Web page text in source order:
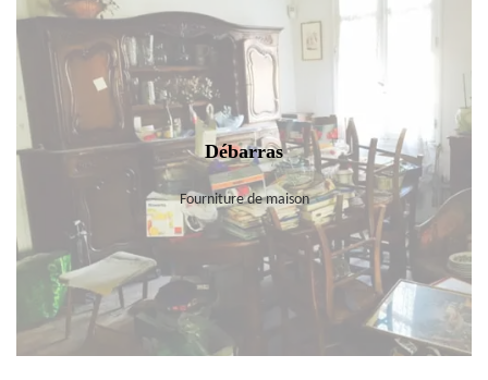
Débarras
Fourniture de maison